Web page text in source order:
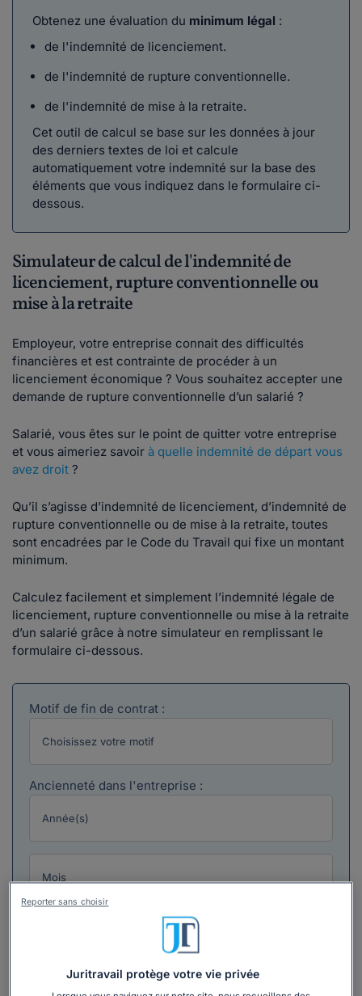
Obtenez une évaluation du minimum légal :
de l'indemnité de licenciement.
de l'indemnité de rupture conventionnelle.
de l'indemnité de mise à la retraite.
Cet outil de calcul se base sur les données à jour
des derniers textes de loi et calcule
automatiquement votre indemnité sur la base des
éléments que vous indiquez dans le formulaire ci-
dessous.
Simulateur de calcul de l'indemnité de
licenciement, rupture conventionnelle ou
mise à la retraite
Employeur, votre entreprise connait des difficultés
financières et est contrainte de procéder à un
licenciement économique ? Vous souhaitez accepter une
demande de rupture conventionnelle d’un salarié ?
Salarié, vous êtes sur le point de quitter votre entreprise
et vous aimeriez savoir à quelle indemnité de départ vous
avez droit ?
Qu’il s’agisse d’indemnité de licenciement, d’indemnité de
rupture conventionnelle ou de mise à la retraite, toutes
sont encadrées par le Code du Travail qui fixe un montant
minimum.
Calculez facilement et simplement l’indemnité légale de
licenciement, rupture conventionnelle ou mise à la retraite
d’un salarié grâce à notre simulateur en remplissant le
formulaire ci-dessous.
Motif de fin de contrat :
Ancienneté dans l'entreprise :
Rémunération brute mensuelle :
Juritravail protège votre vie privée
Reporter sans choisir